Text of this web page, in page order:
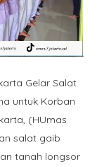
Gelar Salat
untuk Korban
(HUmas
salat gaib
tanah longsor